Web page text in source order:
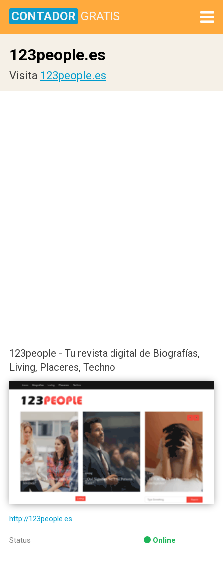
CONTADOR GRATIS
123people.es
Visita 123people.es
123people - Tu revista digital de Biografías,
Living, Placeres, Techno
http://123people.es
Status Online